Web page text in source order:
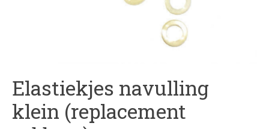
Elastiekjes navulling
klein (replacement